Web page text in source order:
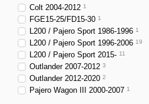
Colt 2004-2012 1
FGE15-25/FD15-30 1
L200 / Pajero Sport 1986-1996 1
L200 / Pajero Sport 1996-2006 19
L200 / Pajero Sport 2015- 11
Outlander 2007-2012 3
Outlander 2012-2020 2
Pajero Wagon III 2000-2007 1